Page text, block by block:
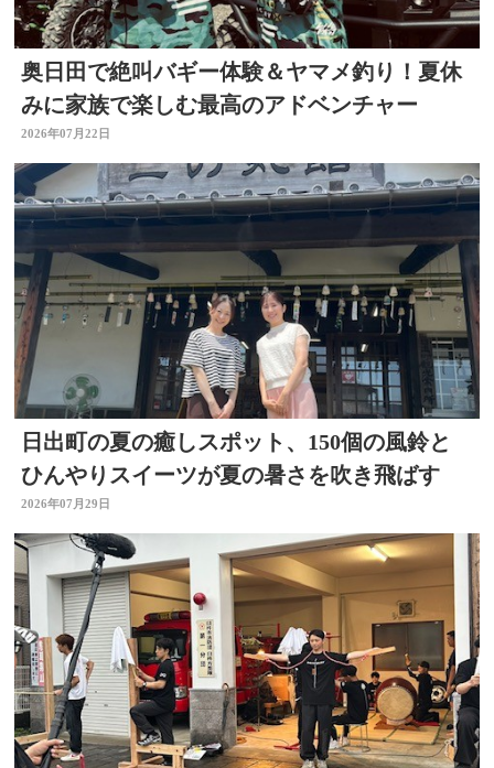
奥日田で絶叫バギー体験＆ヤマメ釣り！夏休
みに家族で楽しむ最高のアドベンチャー
2026年07月22日
日出町の夏の癒しスポット、150個の風鈴と
ひんやりスイーツが夏の暑さを吹き飛ばす
2026年07月29日